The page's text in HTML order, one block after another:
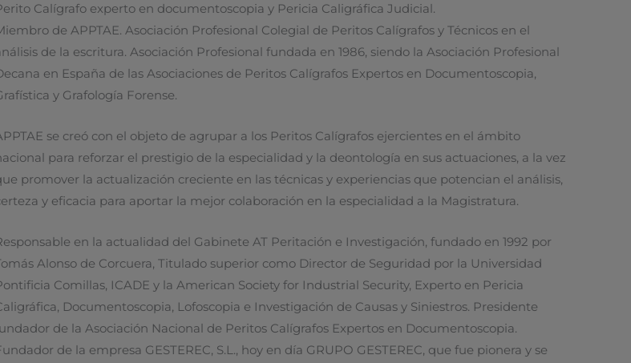
Calígrafo experto en documentoscopia y Pericia Caligráfica Judicial.
de APPTAE. Asociación Profesional Colegial de Peritos Calígrafos y Técnicos en el
de la escritura. Asociación Profesional fundada en 1986, siendo la Asociación Profesional
en España de las Asociaciones de Peritos Calígrafos Expertos en Documentoscopia,
y Grafología Forense.
se creó con el objeto de agrupar a los Peritos Calígrafos ejercientes en el ámbito
para reforzar el prestigio de la especialidad y la deontología en sus actuaciones, a la vez
promover la actualización creciente en las técnicas y experiencias que potencian el análisis,
y eficacia para aportar la mejor colaboración en la especialidad a la Magistratura.
en la actualidad del Gabinete AT Peritación e Investigación, fundado en 1992 por
Alonso de Corcuera, Titulado superior como Director de Seguridad por la Universidad
Comillas, ICADE y la American Society for Industrial Security, Experto en Pericia
Documentoscopia, Lofoscopia e Investigación de Causas y Siniestros. Presidente
de la Asociación Nacional de Peritos Calígrafos Expertos en Documentoscopia.
de la empresa GESTEREC, S.L., hoy en día GRUPO GESTEREC, que fue pionera y se